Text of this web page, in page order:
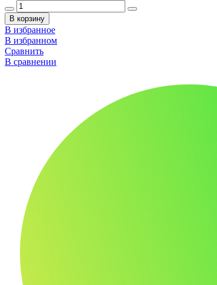
В корзину
В избранное
В избранном
Сравнить
В сравнении